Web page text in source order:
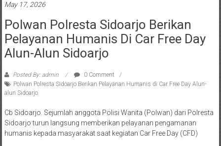
May 17, 2026
Polwan Polresta Sidoarjo Berikan
Pelayanan Humanis Di Car Free Day
Alun-Alun Sidoarjo
Posted By: admin
0 Comment
Polwan Polresta Sidoarjo Berikan Pelayanan Humanis di Car Free Day Alun-
alun Sidoarjo
Cb Sidoarjo. Sejumlah anggota Polisi Wanita (Polwan) dari Polresta
Sidoarjo turun langsung memberikan pelayanan pengamanan
humanis kepada masyarakat saat kegiatan Car Free Day (CFD)